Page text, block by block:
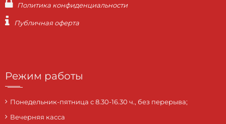
Политика конфиденциальности
Публичная оферта
Режим работы
Понедельник-пятница с 8.30-16.30 ч., без перерыва;
Вечерняя касса